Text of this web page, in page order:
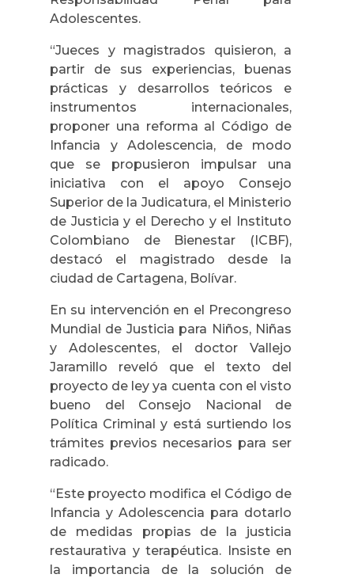
Adolescentes.
“Jueces y magistrados quisieron, a
partir de sus experiencias, buenas
prácticas y desarrollos teóricos e
instrumentos internacionales,
proponer una reforma al Código de
Infancia y Adolescencia, de modo
que se propusieron impulsar una
iniciativa con el apoyo Consejo
Superior de la Judicatura, el Ministerio
de Justicia y el Derecho y el Instituto
Colombiano de Bienestar (ICBF),
destacó el magistrado desde la
ciudad de Cartagena, Bolívar.
En su intervención en el Precongreso
Mundial de Justicia para Niños, Niñas
y Adolescentes, el doctor Vallejo
Jaramillo reveló que el texto del
proyecto de ley ya cuenta con el visto
bueno del Consejo Nacional de
Política Criminal y está surtiendo los
trámites previos necesarios para ser
radicado.
“Este proyecto modifica el Código de
Infancia y Adolescencia para dotarlo
de medidas propias de la justicia
restaurativa y terapéutica. Insiste en
la importancia de la solución de